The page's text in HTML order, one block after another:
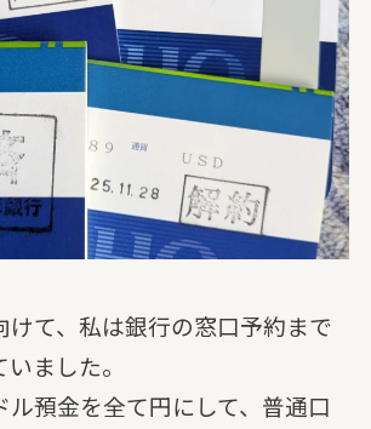
けて、私は銀行の窓口予約まで
ました。
ル預金を全て円にして、普通口